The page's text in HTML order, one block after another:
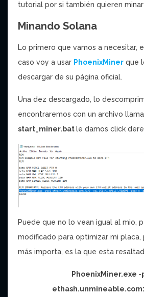
tutorial por si también quieren
Minando Solana
Lo primero que vamos a necesitar,
caso voy a usar PhoenixMiner que
descargar de su página oficial.
Una dez descargado, lo
encontraremos con un archivo
start_miner.bat le damos click
Puede que no lo vean igual al mio,
modificado para optimizar mi placa,
más importa, es la que esta
PhoenixMiner.exe -